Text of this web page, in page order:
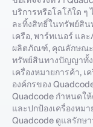
บริการหรือโลโก้ใด
ละทิ้งสิทธิ์ในทรัพย์สิน
เครือ, พาร์ทเนอร์ แ
ผลิตภัณฑ์, คุณลักษณะ,
ทรัพย์สินทางปัญญาทั้
เครื่องหมายการค้า,
องค์กรของ
Quadcode กำหนดให้
และปกป้องเครื่องหม
Quadcode ดูแลรักษ